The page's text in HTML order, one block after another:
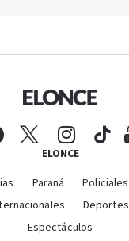
ELONCE
Paraná Policiales
Deportes
Espectáculos